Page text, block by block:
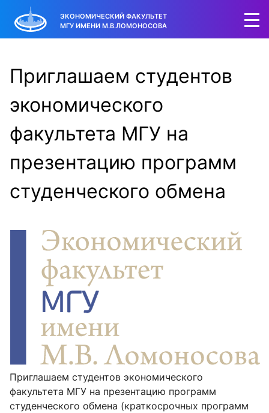
ЭКОНОМИЧЕСКИЙ ФАКУЛЬТЕТ
МГУ ИМЕНИ М.В.ЛОМОНОСОВА
Приглашаем студентов
экономического
факультета МГУ на
презентацию программ
студенческого обмена
Приглашаем студентов экономического
факультета МГУ на презентацию программ
студенческого обмена (краткосрочных программ